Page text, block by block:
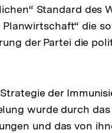
Standard des
die
der Partei die
der
wurde durch
und das von